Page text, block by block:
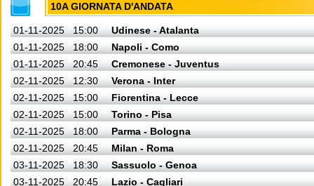
10A GIORNATA D'ANDATA
01-11-2025 15:00
Udinese - Atalanta
01-11-2025
18:00
Napoli - Como
01-11-2025
20:45
Cremonese - Juventus
02-11-2025
12:30
Verona - Inter
02-11-2025
15:00
Fiorentina - Lecce
02-11-2025
15:00
Torino - Pisa
02-11-2025
18:00
Parma - Bologna
02-11-2025
20:45
Milan - Roma
03-11-2025
18:30
Sassuolo - Genoa
03-11-2025
20:45 Lazio - Cagliari